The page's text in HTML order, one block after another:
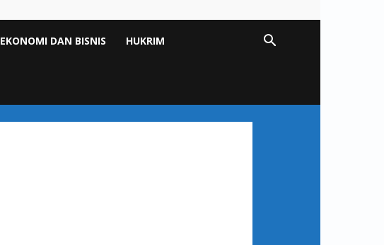
EKONOMI DAN BISNIS HUKRIM